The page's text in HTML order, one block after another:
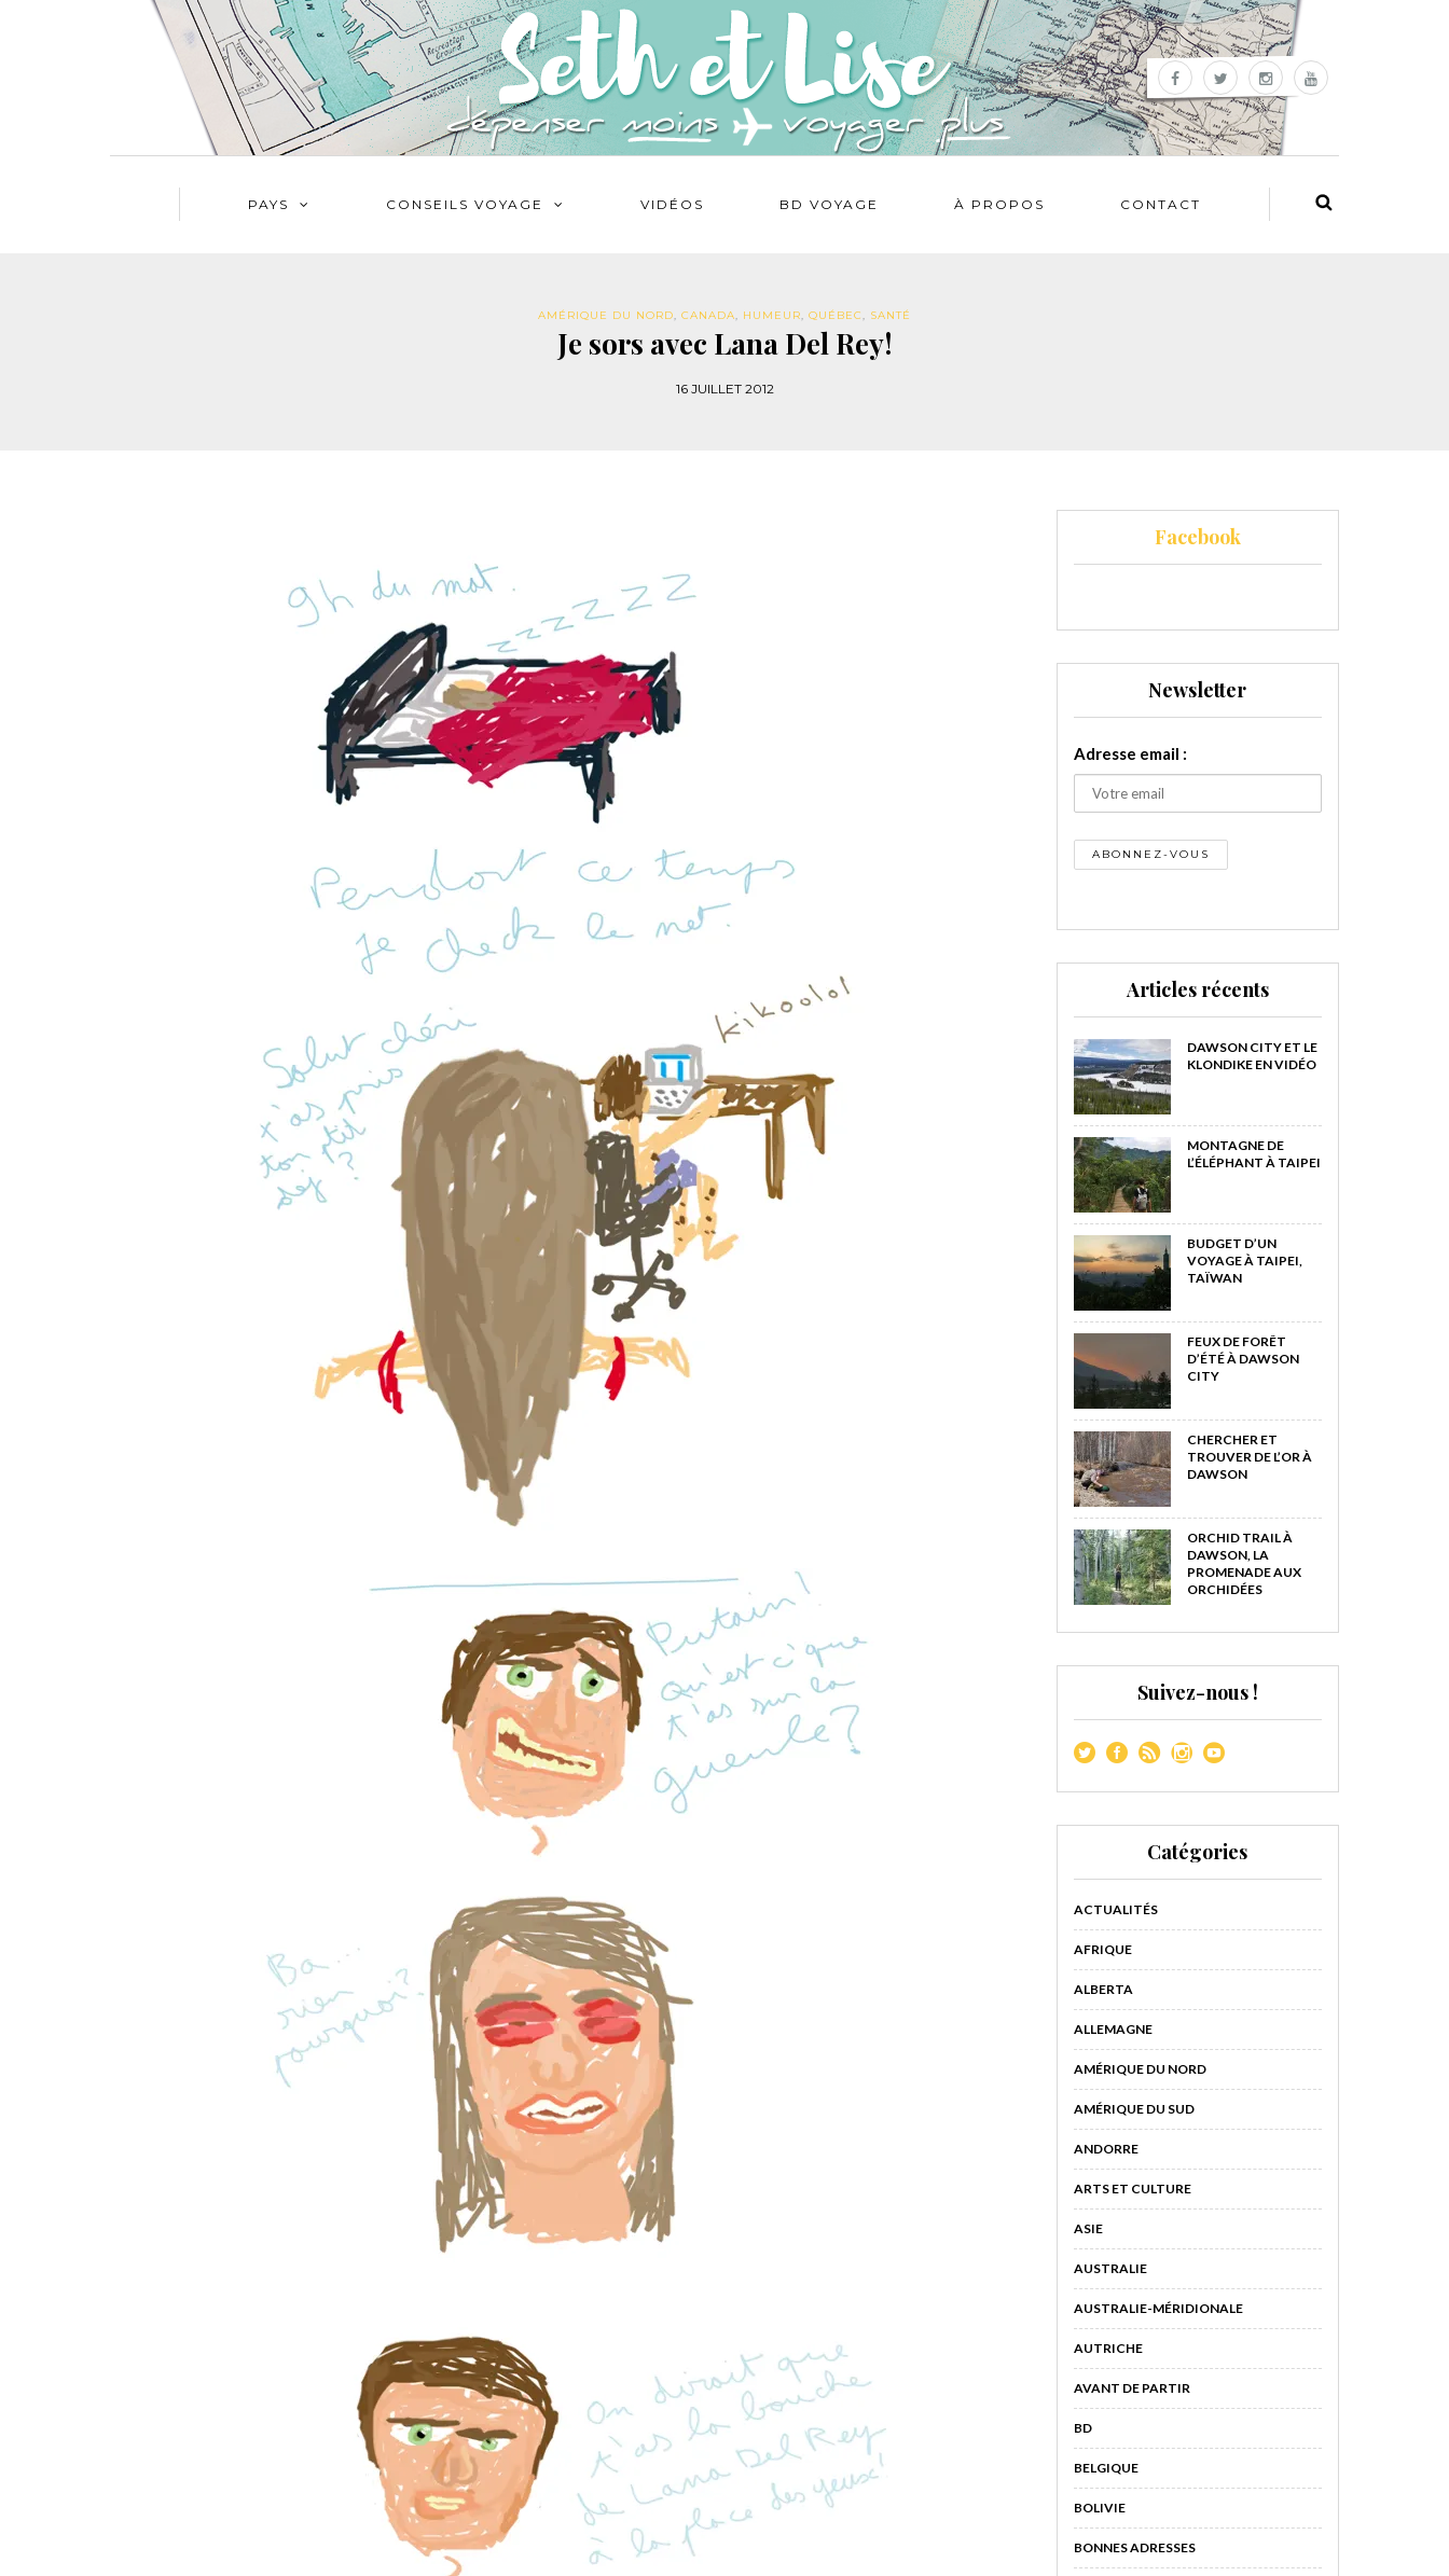
PAYS CONSEILS VOYAGE VIDÉOS BD VOYAGE À PROPOS CONTACT
AMÉRIQUE DU NORD, CANADA, HUMEUR, QUÉBEC, SANTÉ
Je sors avec Lana Del Rey!
16 JUILLET 2012
Facebook
Newsletter
Adresse email :
Articles récents
DAWSON CITY ET LE
KLONDIKE EN VIDÉO
MONTAGNE DE
L’ÉLÉPHANT À TAIPEI
BUDGET D’UN
VOYAGE À TAIPEI,
TAÏWAN
FEUX DE FORÊT
D’ÉTÉ À DAWSON
CITY
CHERCHER ET
TROUVER DE L’OR À
DAWSON
ORCHID TRAIL À
DAWSON, LA
PROMENADE AUX
ORCHIDÉES
Suivez-nous !
Catégories
ACTUALITÉS
AFRIQUE
ALBERTA
ALLEMAGNE
AMÉRIQUE DU NORD
AMÉRIQUE DU SUD
ANDORRE
ARTS ET CULTURE
ASIE
AUSTRALIE
AUSTRALIE-MÉRIDIONALE
AUTRICHE
AVANT DE PARTIR
BD
BELGIQUE
BOLIVIE
BONNES ADRESSES